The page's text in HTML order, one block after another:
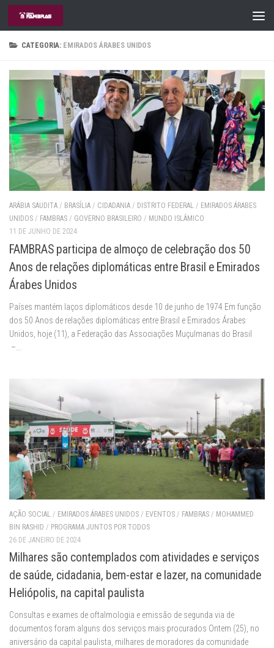
Skip to content
CATEGORIA: EMIRADOS ÁRABES UNIDOS
ARÁBIA SAUDITA / BRASÍLIA / CIDADANIA / DISTRITO FEDERAL / EMIRADOS ÁRABES
UNIDOS / FAMBRAS / GOVERNO BRASILEIRO / MUNDO ISLÂMICO
11 DE JUNHO DE 2024
FAMBRAS participa de almoço de celebração dos 50
Anos de relações diplomáticas entre Brasil e Emirados
Árabes Unidos
Países mantém laços diplomáticos desde 10 de junho de 1974 Em função
dos 50 Anos de relações diplomáticas entre Brasil e Emirados Árabes
Unidos, hoje (11), a Federação das Associações Muçulmanas do Brasil
–...
AÇÃO SOCIAL / EMIRADOS ÁRABES UNIDOS / EVENTOS / FAMBRAS / MOHAMMED
BIN RASHID / PROGRAMA JUNTOS POR TODOS
26 DE JANEIRO DE 2024
Milhares são contemplados com atividades e serviços
de saúde, cidadania, bem-estar e lazer, na comunidade
Heliópolis, na capital paulista
Consultas e exames de oftalmologia e emissão de segunda via de
documentos foram alguns dos serviços mais procurados Ontem (25), no
aniversário da capital paulista, milhares de moradores da comunidade